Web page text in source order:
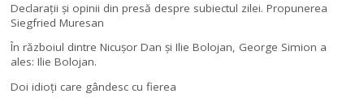
Declaraţii şi opinii din presă despre subiectul zilei. Propunerea
Siegfried Muresan
În războiul dintre Nicuşor Dan şi Ilie Bolojan, George Simion a
ales: Ilie Bolojan.
Doi idioţi care gândesc cu fierea